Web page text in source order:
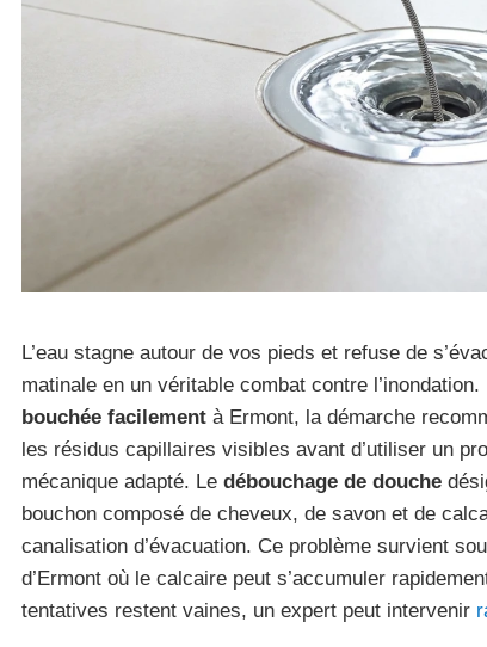
L’eau stagne autour de vos pieds et refuse de
matinale en un véritable combat contre l’inondation.
bouchée facilement à Ermont, la démarche
les résidus capillaires visibles avant d’utiliser un
mécanique adapté. Le débouchage de douche
bouchon composé de cheveux, de savon et de
canalisation d’évacuation. Ce problème survient
d’Ermont où le calcaire peut s’accumuler
tentatives restent vaines, un expert peut intervenir